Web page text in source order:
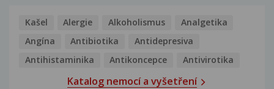
Kašel Alergie Alkoholismus
Analgetika
Angína
Antibiotika
Antidepresiva
Antihistaminika
Antikoncepce Antivirotika
Katalog nemocí a vyšetření